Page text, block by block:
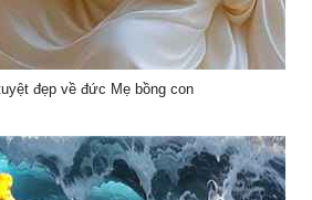
đẹp về đức Mẹ bồng con